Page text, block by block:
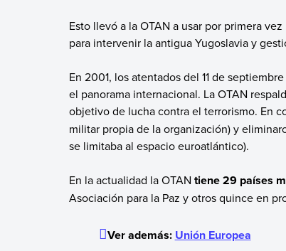
Esto llevó a la OTAN a usar por primera
para intervenir la antigua Yugoslavia y
En 2001, los atentados del 11 de
el panorama internacional. La OTAN
objetivo de lucha contra el terrorismo. En
militar propia de la organización) y
se limitaba al espacio euroatlántico).
En la actualidad la OTAN tiene 29 países
Asociación para la Paz y otros quince en
Ver además: Unión Europea